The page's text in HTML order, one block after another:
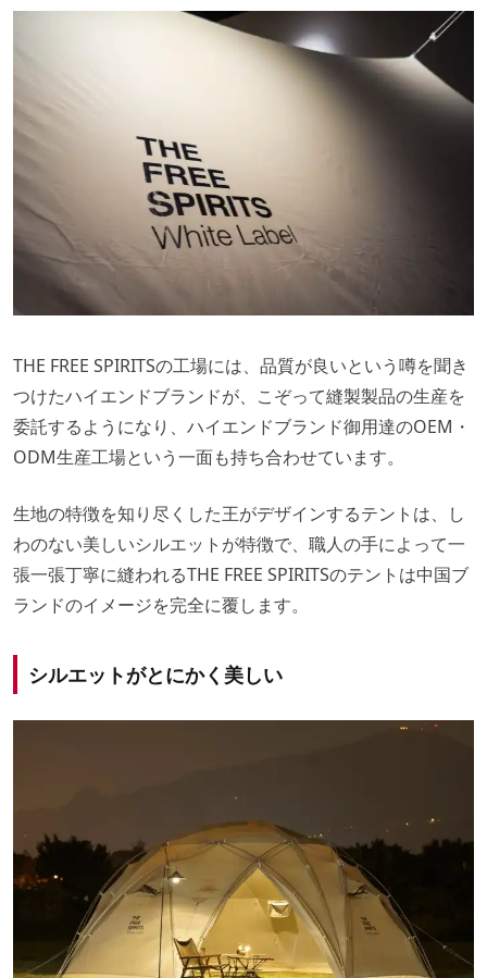
THE FREE SPIRITSの工場には、品質が良いという噂を聞き
つけたハイエンドブランドが、こぞって縫製製品の生産を
委託するようになり、ハイエンドブランド御用達のOEM・
ODM生産工場という一面も持ち合わせています。
生地の特徴を知り尽くした王がデザインするテントは、し
わのない美しいシルエットが特徴で、職人の手によって一
張一張丁寧に縫われるTHE FREE SPIRITSのテントは中国ブ
ランドのイメージを完全に覆します。
シルエットがとにかく美しい